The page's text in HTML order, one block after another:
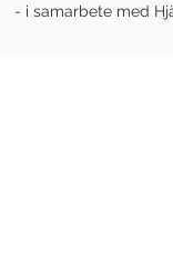
- i samarbete med